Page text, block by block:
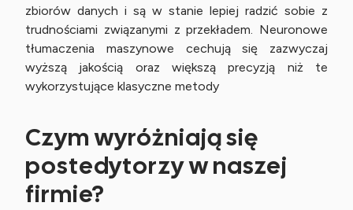
zbiorów danych i są w stanie lepiej radzić sobie z
trudnościami związanymi z przekładem. Neuronowe
tłumaczenia maszynowe cechują się zazwyczaj
wyższą jakością oraz większą precyzją niż te
wykorzystujące klasyczne metody
Czym wyróżniają się
postedytorzy w naszej
firmie?